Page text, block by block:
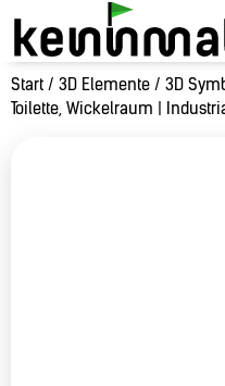
Start / 3D Elemente / 3D
Toilette, Wickelraum |